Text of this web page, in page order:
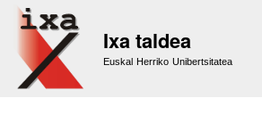
Ixa taldea
Euskal Herriko Unibertsitatea